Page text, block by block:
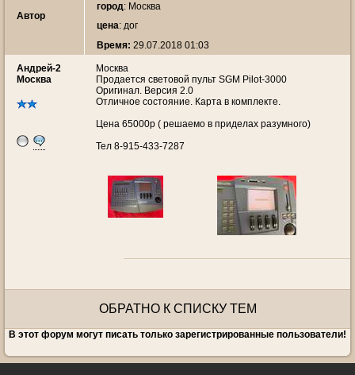
Автор
город: Москва
цена: дог
Время: 29.07.2018 01:03
Андрей-2
Москва
Москва
Продается световой пульт SGM Pilot-3000
Оригинал. Версия 2.0
Отличное состояние. Карта в комплекте.
Цена 65000р ( решаемо в приделах разумного)
Тел 8-915-433-7287
ОБРАТНО К СПИСКУ ТЕМ
В этот форум могут писать только зарегистрированные пользователи!